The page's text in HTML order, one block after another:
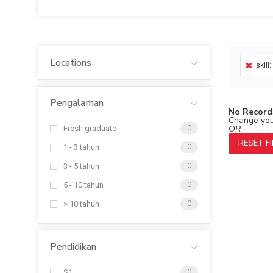
Locations
Pengalaman
Fresh graduate 0
1 - 3 tahun 0
3 - 5 tahun 0
5 - 10 tahun 0
> 10 tahun 0
Pendidikan
skill:
No Record
Change
OR
RESET